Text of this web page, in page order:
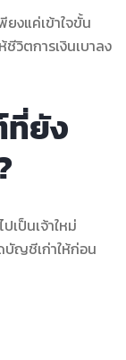
งแค่เข้าใจขั้น
ชีวิตการเงินเบาลง
ยัง
เป็นเจ้าใหม่
ญชีเก่าให้ก่อน